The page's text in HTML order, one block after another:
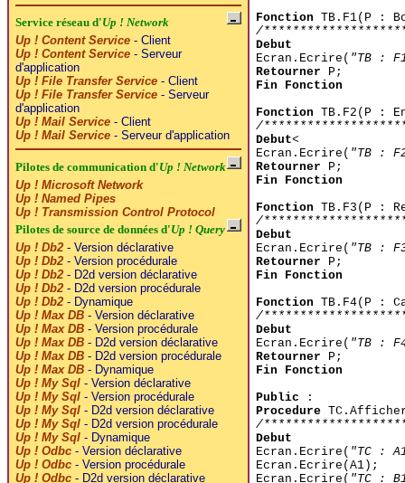
Service réseau d'Up ! Network
Up ! Content Service- Client
Up ! Content Service- Serveur
d'application
Up ! File Transfer Service- Client
Up ! File Transfer Service- Serveur
d'application
Up ! Mail Service- Client
Up ! Mail Service- Serveur d'application
Pilotes de communication d'Up ! Network
Up ! Microsoft Network
Up ! Named Pipes
Up ! Transmission Control Protocol
Pilotes de source de données d'Up ! Query
Up ! Db2- Version déclarative
Up ! Db2- Version procédurale
Up ! Db2- D2d version déclarative
Up ! Db2- D2d version procédurale
Up ! Db2- Dynamique
Up ! Max DB- Version déclarative
Up ! Max DB- Version procédurale
Up ! Max DB- D2d version déclarative
Up ! Max DB- D2d version procédurale
Up ! Max DB- Dynamique
Up ! My Sql- Version déclarative
Up ! My Sql- Version procédurale
Up ! My Sql- D2d version déclarative
Up ! My Sql- D2d version procédurale
Up ! My Sql- Dynamique
Up ! Odbc- Version déclarative
Up ! Odbc- Version procédurale
Up ! Odbc- D2d version déclarative
Fonction TB.F1(P :
/
Debut
Ecran.Ecrire( "TB :
Retourner P;
Fin Fonction
Fonction TB.F2(P :
/
Debut<
Ecran.Ecrire( "TB :
Retourner P;
Fin Fonction
Fonction TB.F3(P :
/
Debut
Ecran.Ecrire( "TB :
Retourner P;
Fin Fonction
Fonction TB.F4(P :
/
Debut
Ecran.Ecrire( "TB :
Retourner P;
Fin Fonction
Public :
Procedure
/
Debut
Ecran.Ecrire( "TC :
Ecran.Ecrire(A1);
Ecran.Ecrire( "TC :